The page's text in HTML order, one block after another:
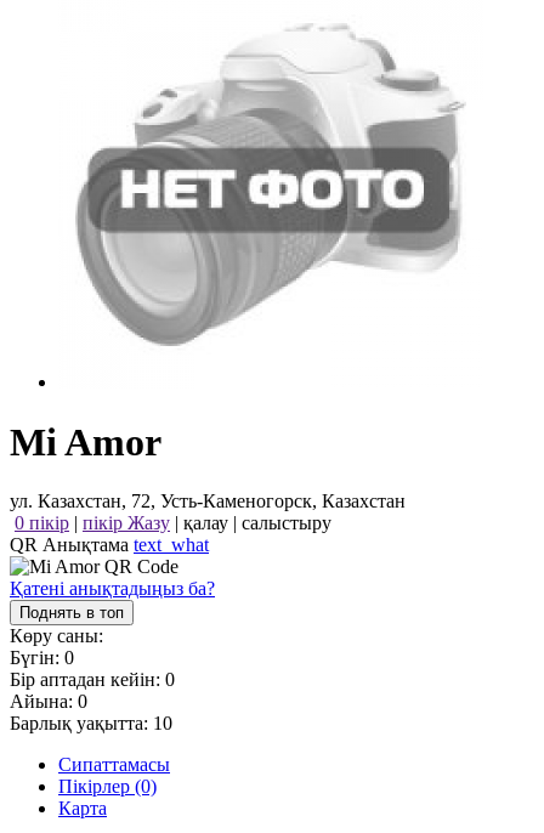
Mi Amor
ул. Казахстан, 72, Усть-Каменогорск, Казахстан
0 пікір | пікір Жазу | қалау | салыстыру
QR Анықтама text_what
Қатені анықтадыңыз ба?
Поднять в топ
Көру саны:
Бүгін: 0
Бір аптадан кейін: 0
Айына: 0
Барлық уақытта: 10
Сипаттамасы
Пікірлер (0)
Карта